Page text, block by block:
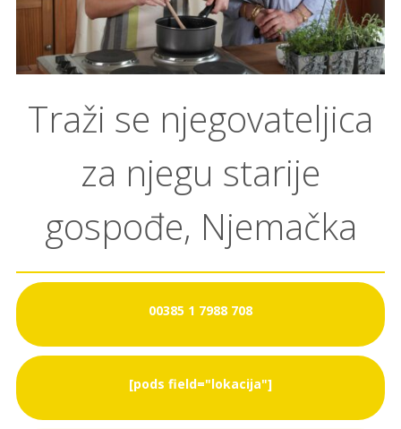
Traži se njegovateljica
za njegu starije
gospođe, Njemačka
00385 1 7988 708
[pods field="lokacija"]